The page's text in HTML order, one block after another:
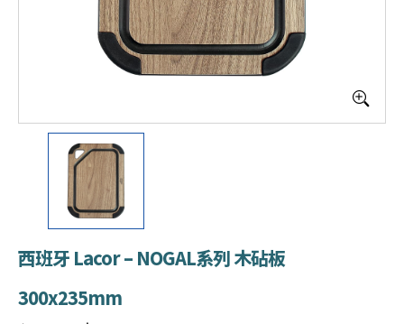
西班牙 Lacor – NOGAL系列 木砧板
300x235mm